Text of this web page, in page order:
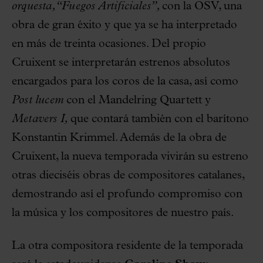
orquesta, “Fuegos Artificiales”, con la OSV, una
obra de gran éxito y que ya se ha interpretado
en más de treinta ocasiones. Del propio
Cruixent se interpretarán estrenos absolutos
encargados para los coros de la casa, así como
Post lucem con el Mandelring Quartett y
Metavers I, que contará también con el barítono
Konstantin Krimmel. Además de la obra de
Cruixent, la nueva temporada vivirán su estreno
otras dieciséis obras de compositores catalanes,
demostrando así el profundo compromiso con
la música y los compositores de nuestro país.
La otra compositora residente de la temporada